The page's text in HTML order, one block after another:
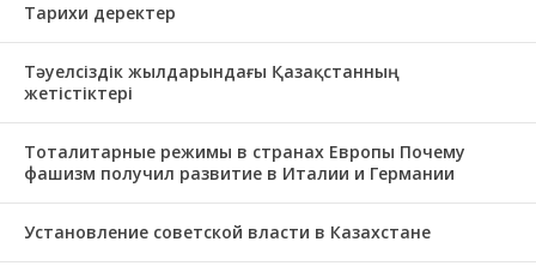
Тарихи деректер
Тәуелсіздік жылдарындағы Қазақстанның
жетістіктері
Тоталитарные режимы в странах Европы Почему
фашизм получил развитие в Италии и Германии
Установление советской власти в Казахстане